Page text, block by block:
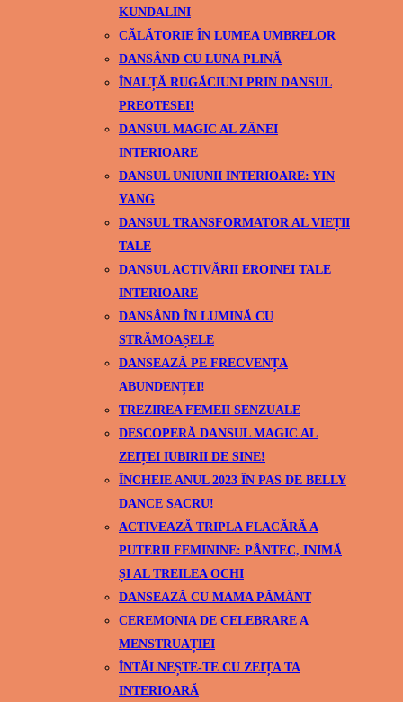
KUNDALINI
CĂLĂTORIE ÎN LUMEA UMBRELOR
DANSÂND CU LUNA PLINĂ
ÎNALȚĂ RUGĂCIUNI PRIN DANSUL
PREOTESEI!
DANSUL MAGIC AL ZÂNEI
INTERIOARE
DANSUL UNIUNII INTERIOARE: YIN
YANG
DANSUL TRANSFORMATOR AL VIEȚII
TALE
DANSUL ACTIVĂRII EROINEI TALE
INTERIOARE
DANSÂND ÎN LUMINĂ CU
STRĂMOAȘELE
DANSEAZĂ PE FRECVENȚA
ABUNDENȚEI!
TREZIREA FEMEII SENZUALE
DESCOPERĂ DANSUL MAGIC AL
ZEIȚEI IUBIRII DE SINE!
ÎNCHEIE ANUL 2023 ÎN PAS DE BELLY
DANCE SACRU!
ACTIVEAZĂ TRIPLA FLACĂRĂ A
PUTERII FEMININE: PÂNTEC, INIMĂ
ȘI AL TREILEA OCHI
DANSEAZĂ CU MAMA PĂMÂNT
CEREMONIA DE CELEBRARE A
MENSTRUAȚIEI
ÎNTĂLNEȘTE-TE CU ZEIȚA TA
INTERIOARĂ